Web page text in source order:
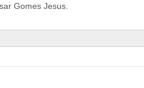
Gomes Jesus.